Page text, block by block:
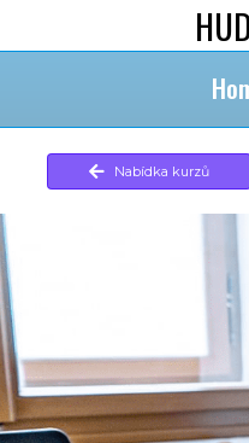
Nabídka kurzů